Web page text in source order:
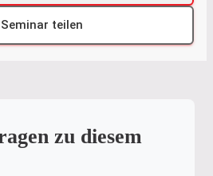
Seminar teilen
zu diesem